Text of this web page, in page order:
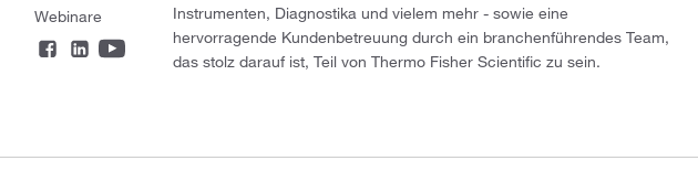
Webinare
Instrumenten, Diagnostika und vielem mehr - sowie eine
hervorragende Kundenbetreuung durch ein branchenführendes Team,
das stolz darauf ist, Teil von Thermo Fisher Scientific zu sein.